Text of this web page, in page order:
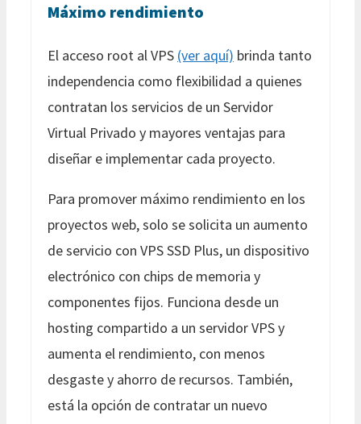
Máximo rendimiento
El acceso root al VPS (ver aquí) brinda tanto
independencia como flexibilidad a quienes
contratan los servicios de un Servidor
Virtual Privado y mayores ventajas para
diseñar e implementar cada proyecto.
Para promover máximo rendimiento en los
proyectos web, solo se solicita un aumento
de servicio con VPS SSD Plus, un dispositivo
electrónico con chips de memoria y
componentes fijos. Funciona desde un
hosting compartido a un servidor VPS y
aumenta el rendimiento, con menos
desgaste y ahorro de recursos. También,
está la opción de contratar un nuevo